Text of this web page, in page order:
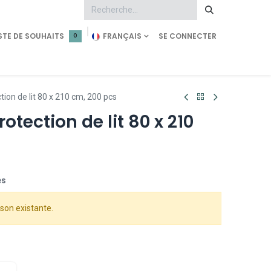
0
DE SOUHAITS FRANÇAIS SE CONNECTER
de lit 80 x 210 cm, 200 pcs
de lit 80 x 210
existante.